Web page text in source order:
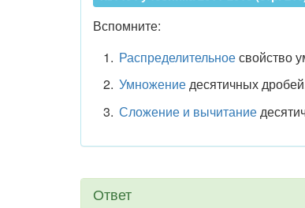
Вспомните:
Распределительноесвойство
Умножениедесятичных
Сложение и вычитание
Ответ